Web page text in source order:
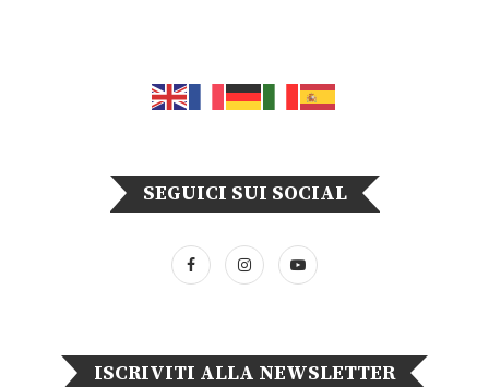
SEGUICI SUI SOCIAL
ISCRIVITI ALLA NEWSLETTER